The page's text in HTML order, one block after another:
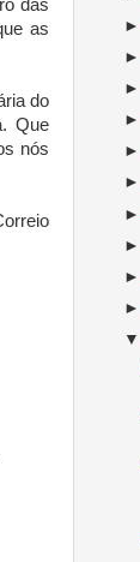
das
as
do
Que
nós
►
►
►
►
►